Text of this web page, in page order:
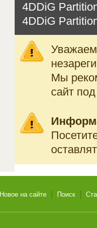
4DDiG
4DDiG
Мы
сайт
Новое на сайте Поиск